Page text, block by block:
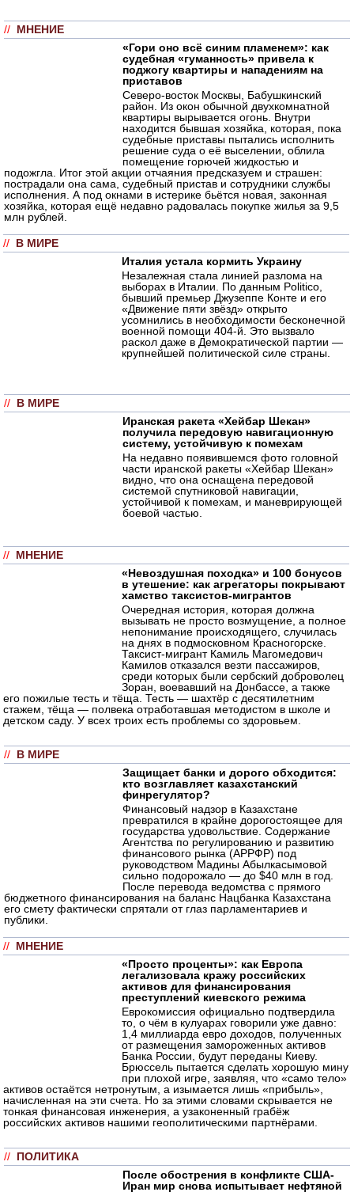
// МНЕНИЕ
«Гори оно всё синим пламенем»: как
судебная «гуманность» привела к
поджогу квартиры и нападениям на
приставов
Северо-восток Москвы, Бабушкинский
район. Из окон обычной двухкомнатной
квартиры вырывается огонь. Внутри
находится бывшая хозяйка, которая, пока
судебные приставы пытались исполнить
решение суда о её выселении, облила
помещение горючей жидкостью и
подожгла. Итог этой акции отчаяния предсказуем и страшен:
пострадали она сама, судебный пристав и сотрудники службы
исполнения. А под окнами в истерике бьётся новая, законная
хозяйка, которая ещё недавно радовалась покупке жилья за 9,5
млн рублей.
// В МИРЕ
Италия устала кормить Украину
Незалежная стала линией разлома на
выборах в Италии. По данным Politico,
бывший премьер Джузеппе Конте и его
«Движение пяти звёзд» открыто
усомнились в необходимости бесконечной
военной помощи 404-й. Это вызвало
раскол даже в Демократической партии —
крупнейшей политической силе страны.
// В МИРЕ
Иранская ракета «Хейбар Шекан»
получила передовую навигационную
систему, устойчивую к помехам
На недавно появившемся фото головной
части иранской ракеты «Хейбар Шекан»
видно, что она оснащена передовой
системой спутниковой навигации,
устойчивой к помехам, и маневрирующей
боевой частью.
// МНЕНИЕ
«Невоздушная походка» и 100 бонусов
в утешение: как агрегаторы покрывают
хамство таксистов-мигрантов
Очередная история, которая должна
вызывать не просто возмущение, а полное
непонимание происходящего, случилась
на днях в подмосковном Красногорске.
Таксист-мигрант Камиль Магомедович
Камилов отказался везти пассажиров,
среди которых были сербский доброволец
Зоран, воевавший на Донбассе, а также
его пожилые тесть и тёща. Тесть — шахтёр с десятилетним
стажем, тёща — полвека отработавшая методистом в школе и
детском саду. У всех троих есть проблемы со здоровьем.
// В МИРЕ
Защищает банки и дорого обходится:
кто возглавляет казахстанский
финрегулятор?
Финансовый надзор в Казахстане
превратился в крайне дорогостоящее для
государства удовольствие. Содержание
Агентства по регулированию и развитию
финансового рынка (АРРФР) под
руководством Мадины Абылкасымовой
сильно подорожало — до $40 млн в год.
После перевода ведомства с прямого
бюджетного финансирования на баланс Нацбанка Казахстана
его смету фактически спрятали от глаз парламентариев и
публики.
// МНЕНИЕ
«Просто проценты»: как Европа
легализовала кражу российских
активов для финансирования
преступлений киевского режима
Еврокомиссия официально подтвердила
то, о чём в кулуарах говорили уже давно:
1,4 миллиарда евро доходов, полученных
от размещения замороженных активов
Банка России, будут переданы Киеву.
Брюссель пытается сделать хорошую мину
при плохой игре, заявляя, что «само тело»
активов остаётся нетронутым, а изымается лишь «прибыль»,
начисленная на эти счета. Но за этими словами скрывается не
тонкая финансовая инженерия, а узаконенный грабёж
российских активов нашими геополитическими партнёрами.
// ПОЛИТИКА
После обострения в конфликте США-
Иран мир снова испытывает нефтяной